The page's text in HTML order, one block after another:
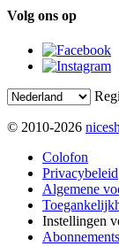
Volg ons op
© 2010-2026
Colofon
Privacybeleid
Algemene
Instellingen